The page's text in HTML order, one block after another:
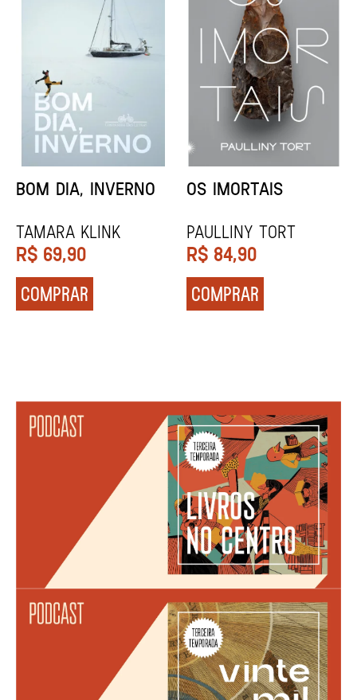
ORIXÁS
REGINALDO PRANDI
R$ 79,90
COMPRAR
ORAÇÃO PARA
Socorro Acioli
R$ 74,90
COMPRAR